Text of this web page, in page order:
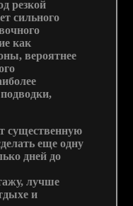
резкой
сильного
как
вероятнее
существенную
еще одну
дней до
лучше
и